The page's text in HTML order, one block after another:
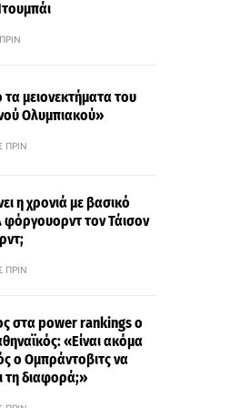
μειονεκτήματα του
Ολυμπιακού»
ΠΡΙΝ
η χρονιά με βασικό
φόργουορντ τον Τάισον
ΠΡΙΝ
στα power rankings ο
«Είναι ακόμα
ο Ομπράντοβιτς να
τη διαφορά;»